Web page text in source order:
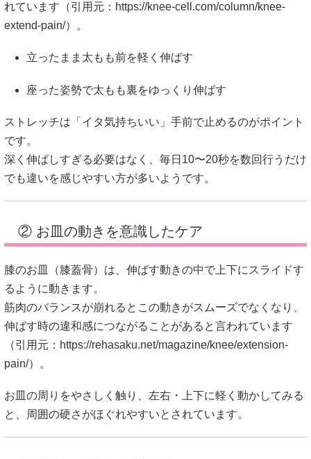
れています（引用元： https://knee-cell.com/column/knee-
extend-pain/）。
立ったまま太もも前を軽く伸ばす
座った姿勢で太もも裏をゆっくり伸ばす
ストレッチは「イタ気持ちいい」手前で止めるのがポイント
です。
深く伸ばしすぎる必要はなく、毎日10〜20秒を数回行うだけ
でも違いを感じやすい方が多いようです。
② お皿の動きを意識したケア
膝のお皿（膝蓋骨）は、伸ばす動きの中で上下にスライドす
るように動きます。
筋肉のバランスが崩れるとこの動きがスムーズでなくなり、
伸ばす時の違和感につながることがあると言われています
（引用元： https://rehasaku.net/magazine/knee/extension-
pain/）。
お皿の周りをやさしく触り、左右・上下に軽く動かしてみる
と、周囲の硬さがほぐれやすいとされています。